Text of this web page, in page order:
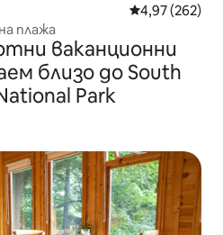
Средна
4,97 (262)
плажа
ваканционни
близо до South
Park